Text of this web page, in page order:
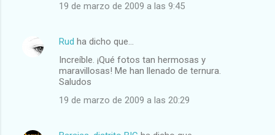
19 de marzo de 2009 a las 9:45
Rud ha dicho que…
Increíble. ¡Qué fotos tan hermosas y
maravillosas! Me han llenado de ternura.
Saludos
19 de marzo de 2009 a las 20:29